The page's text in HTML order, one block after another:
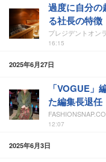
過度に自分の
る社長の特徴
プレジデントオン
16:15
2025年6月27日
「VOGUE
た編集長退任
12:07
2025年6月3日